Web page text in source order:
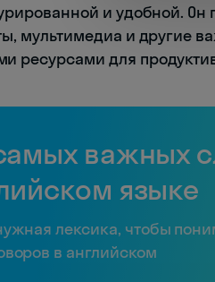
и удобной.
мультимедиа и другие
ресурсами для
важных
языке
лексика, чтобы
в английском